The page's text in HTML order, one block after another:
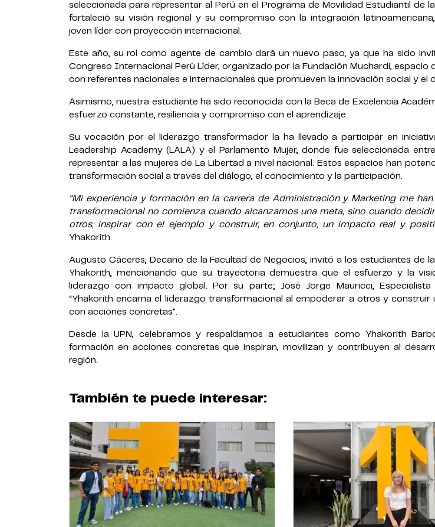
seleccionada para representar al Perú en el Programa de Movilidad Estudiantil de
fortaleció su visión regional y su compromiso con la integración
joven líder con proyección internacional.
Este año, su rol como agente de cambio dará un nuevo paso, ya que ha sido
Congreso Internacional Perú Líder, organizado por la Fundación Muchardi, espacio
con referentes nacionales e internacionales que promueven la innovación social y el
Asimismo, nuestra estudiante ha sido reconocida con la Beca de Excelencia
esfuerzo constante, resiliencia y compromiso con el aprendizaje.
Su vocación por el liderazgo transformador la ha llevado a participar en
Leadership Academy (LALA) y el Parlamento Mujer, donde fue seleccionada
representar a las mujeres de La Libertad a nivel nacional. Estos espacios han
transformación social a través del diálogo, el conocimiento y la participación.
“Mi experiencia y formación en la carrera de Administración y Marketing me
transformacional no comienza cuando alcanzamos una meta, sino cuando
otros, inspirar con el ejemplo y construir, en conjunto, un impacto real y
Yhakorith.
Augusto Cáceres, Decano de la Facultad de Negocios, invitó a los estudiantes de
Yhakorith, mencionando que su trayectoria demuestra que el esfuerzo y la
liderazgo con impacto global. Por su parte; José Jorge Mauricci,
“Yhakorith encarna el liderazgo transformacional al empoderar a otros y construir
con acciones concretas".
Desde la UPN, celebramos y respaldamos a estudiantes como Yhakorith
formación en acciones concretas que inspiran, movilizan y contribuyen al
región.
También te puede interesar: